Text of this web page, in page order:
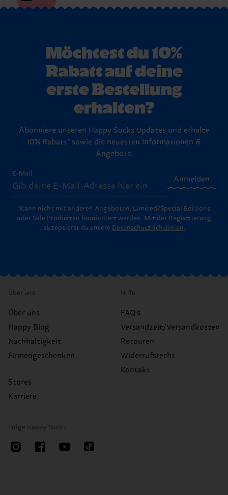
Möchtest du 10%
Rabatt auf deine
erste Bestellung
erhalten?
Abonniere unseren Happy Socks Updates und erhalte
10% Rabatt* sowie die neuesten Informationen &
Angebote.
E-Mail
Anmelden
*Kann nicht mit anderen Angeboten, Limited/Special Editions
oder Sale Produkten kombiniert werden. Mit der Registrierung
akzeptierst du unsere Datenschutzrichtlinien.
Über uns
Über uns
Happy Blog
Nachhaltigkeit
Firmengeschenken
Stores
Karriere
Hilfe
FAQ's
Versandzeit/Versandkosten
Retouren
Widerrufsrecht
Kontakt
Folge Happy Socks